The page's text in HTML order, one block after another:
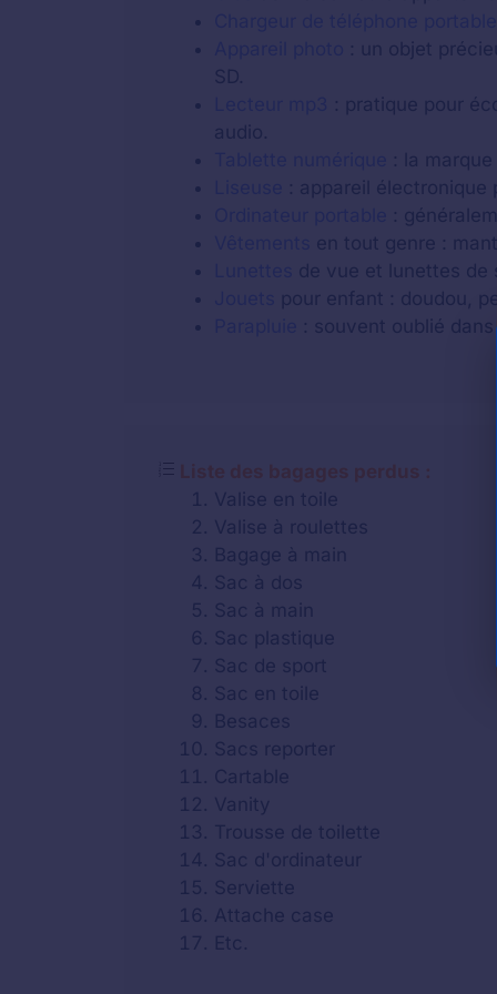
: un objet
SD.
: pratique pour
audio.
: la
: appareil électronique
:
en tout genre :
de vue et lunettes de
pour enfant : doudou,
: souvent oublié
Liste des bagages perdus :
Valise en toile
Valise à roulettes
Bagage à main
Sac à dos
Sac à main
Sac plastique
Sac de sport
Sac en toile
Besaces
Sacs reporter
Cartable
Vanity
Trousse de toilette
Sac d'ordinateur
Serviette
Attache case
Etc.